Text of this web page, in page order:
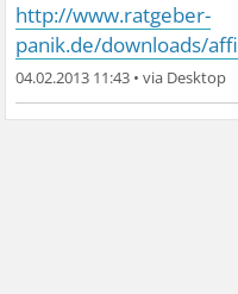
http://www.ratgeber-
panik.de/downloads/
04.02.2013 11:43 •